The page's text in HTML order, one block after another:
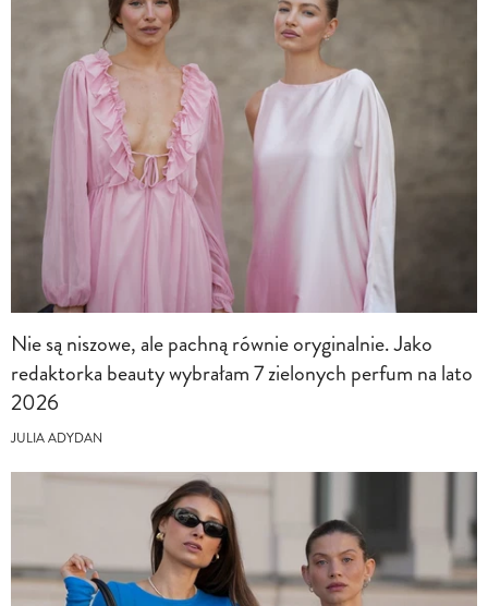
Nie są niszowe, ale pachną równie oryginalnie. Jako
redaktorka beauty wybrałam 7 zielonych perfum na lato
2026
JULIA ADYDAN